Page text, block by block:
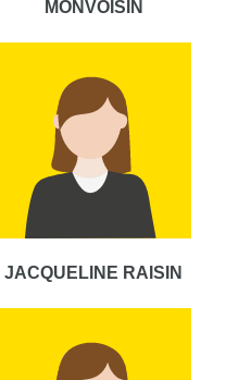
MONVOISIN
JACQUELINE RAISIN